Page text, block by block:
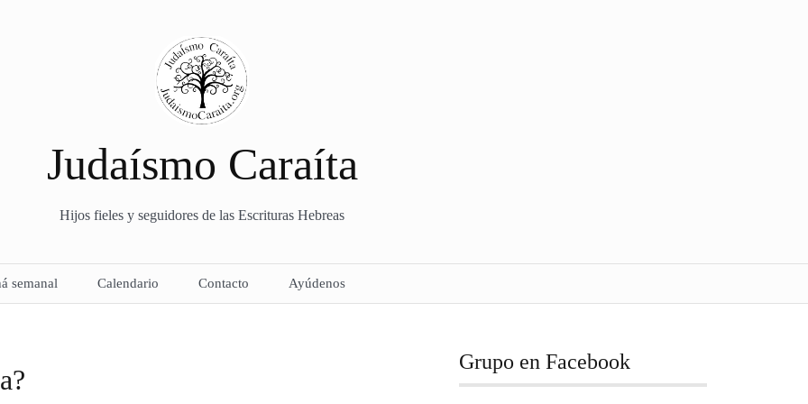
Judaísmo Caraíta
Hijos fieles y seguidores de las Escrituras Hebreas
semanal Calendario Contacto Ayúdenos
Grupo en Facebook